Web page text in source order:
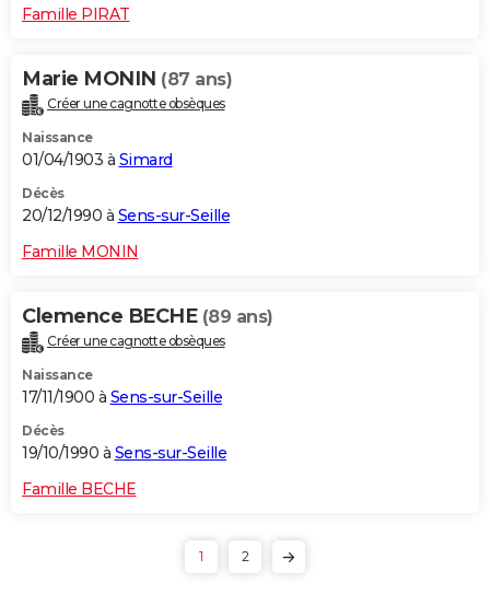
Famille PIRAT
Marie MONIN (87 ans)
Créer une cagnotte obsèques
Naissance
01/04/1903 à Simard
Décès
20/12/1990 à Sens-sur-Seille
Famille MONIN
Clemence BECHE (89 ans)
Créer une cagnotte obsèques
Naissance
17/11/1900 à Sens-sur-Seille
Décès
19/10/1990 à Sens-sur-Seille
Famille BECHE
1 2